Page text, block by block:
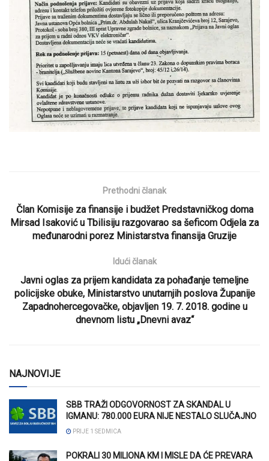
Prethodni članak
Član Komisije za finansije i budžet Predstavničkog doma
Mirsad Isaković u Tbilisiju razgovarao sa šeficom Odjela za
međunarodni porez Ministarstva finansija Gruzije
Idući članak
Javni oglas za prijem kandidata za pohađanje temeljne
policijske obuke, Ministarstvo unutarnjih poslova Županije
Zapadnohercegovačke, objavljen 19. 7. 2018. godine u
dnevnom listu „Dnevni avaz“
NAJNOVIJE
SBB TRAŽI ODGOVORNOST ZA SKANDAL U
IGMANU: 780.000 EURA NIJE NESTALO SLUČAJNO
PRIJE 1 SEDMICA
POKRALI 30 MILIONA KM I MISLE DA ĆE PREVARA